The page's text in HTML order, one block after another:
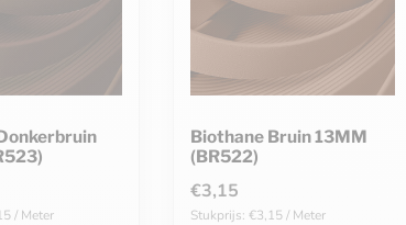
/ Meter
Biothane Bruin 13MM
(BR522)
€3,15
Stukprijs: €3,15 / Meter